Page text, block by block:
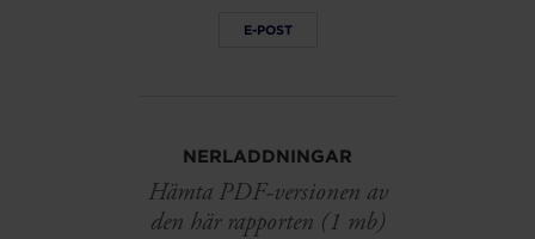
E-POST
NERLADDNINGAR
Hämta PDF-versionen av
den här rapporten (1 mb)